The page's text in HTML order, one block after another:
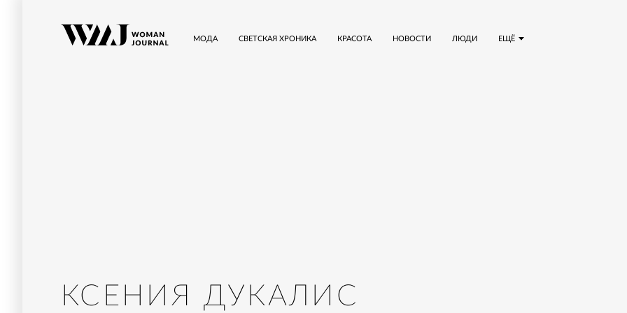
ЕЩЁ
МОДА СВЕТСКАЯ ХРОНИКА КРАСОТА НОВОСТИ ЛЮДИ
КСЕНИЯ ДУКАЛИС